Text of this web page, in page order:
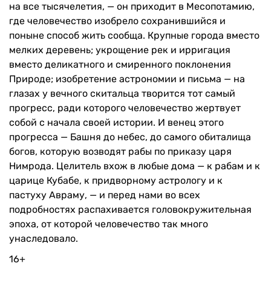
на все тысячелетия, — он приходит в Месопотамию,
где человечество изобрело сохранившийся и
поныне способ жить сообща. Крупные города вместо
мелких деревень; укрощение рек и ирригация
вместо деликатного и смиренного поклонения
Природе; изобретение астрономии и письма — на
глазах у вечного скитальца творится тот самый
прогресс, ради которого человечество жертвует
собой с начала своей истории. И венец этого
прогресса — Башня до небес, до самого обиталища
богов, которую возводят рабы по приказу царя
Нимрода. Целитель вхож в любые дома — к рабам и к
царице Кубабе, к придворному астрологу и к
пастуху Авраму, — и перед нами во всех
подробностях распахивается головокружительная
эпоха, от которой человечество так много
унаследовало.
16+